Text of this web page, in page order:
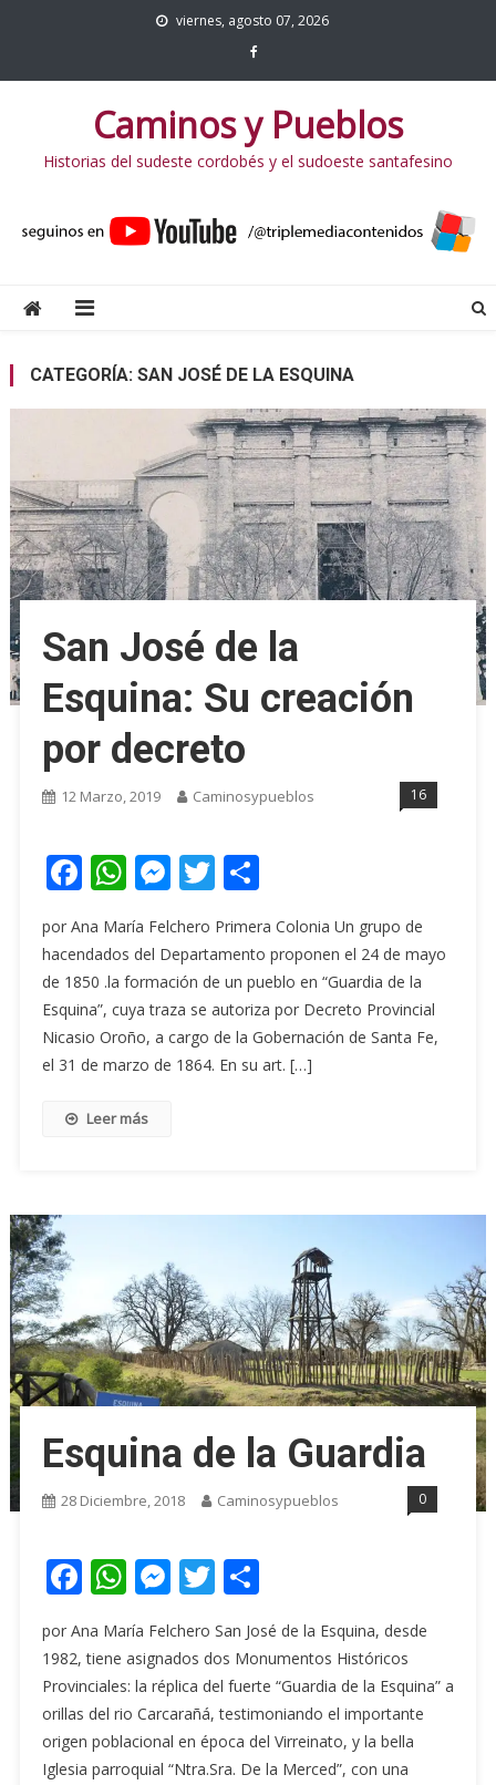
viernes, agosto 07, 2026
Caminos y Pueblos
Historias del sudeste cordobés y el sudoeste santafesino
CATEGORÍA: SAN JOSÉ DE LA ESQUINA
San José de la
Esquina: Su creación
por decreto
12 Marzo, 2019 Caminosypueblos 16
Facebook
WhatsApp
Messenger
Twitter
Share
por Ana María Felchero Primera Colonia Un grupo de
hacendados del Departamento proponen el 24 de mayo
de 1850 .la formación de un pueblo en “Guardia de la
Esquina”, cuya traza se autoriza por Decreto Provincial
Nicasio Oroño, a cargo de la Gobernación de Santa Fe,
el 31 de marzo de 1864. En su art. […]
Leer más
Esquina de la Guardia
28 Diciembre, 2018 Caminosypueblos 0
Facebook
WhatsApp
Messenger
Twitter
Share
por Ana María Felchero San José de la Esquina, desde
1982, tiene asignados dos Monumentos Históricos
Provinciales: la réplica del fuerte “Guardia de la Esquina” a
orillas del rio Carcarañá, testimoniando el importante
origen poblacional en época del Virreinato, y la bella
Iglesia parroquial “Ntra.Sra. De la Merced”, con una